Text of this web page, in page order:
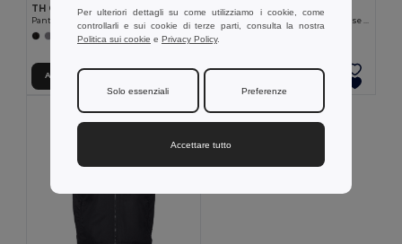
TH Clothes 30272
Aggiungi al carrello
Velilla 36056
Per ulteriori dettagli su come utilizziamo i cookie, come
controllarli e sui cookie di terze parti, consulta la nostra
Politica sui cookie e Privacy Policy.
Solo essenziali Preferenze
Accettare tutto